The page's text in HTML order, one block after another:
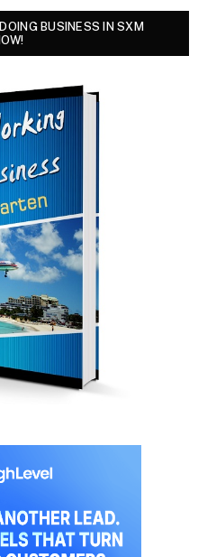
BUSINESS IN SXM